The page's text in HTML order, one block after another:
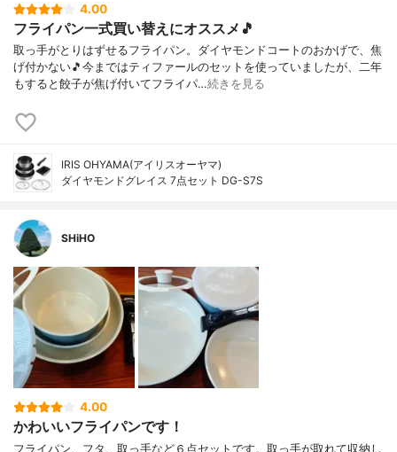
4.00
フライパン一式買い替えにオススメ🎵
取っ手がとりはずせるフライパン。ダイヤモンドコートのおかげで、焦
げ付かない🎵今まではティファールのセットを使っていましたが、二年
もすると餃子が焦げ付いてフライパ…続きを見る
IRIS OHYAMA(アイリスオーヤマ)
ダイヤモンドグレイス 7点セット DG-S7S
SHiHO
4.00
かわいいフライパンです！
フライパン、フタ、取っ手など６点セットです。取っ手が取れて収納し